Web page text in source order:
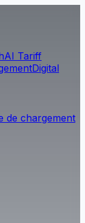
AI Tariff
Digital
de chargement